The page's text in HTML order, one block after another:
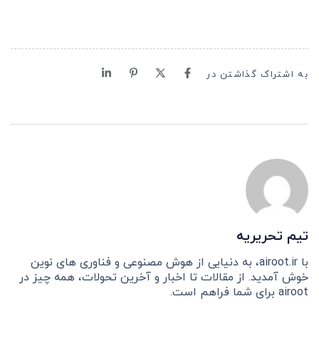
به اشتراک گذاشتن در
تیم تحریریه
با airoot.ir، به دنیایی از هوش مصنوعی و فناوری های نوین
خوش آمدید. از مقالات تا اخبار و آخرین تحولات، همه چیز در
airoot برای شما فراهم است.